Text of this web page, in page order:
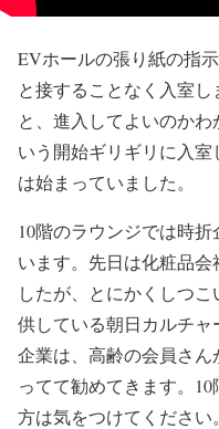
EVホールの張り紙の指
と接することなく入室
と、進入してよいのか
いう開始ギリギリに入
は始まっていました。
10階のラウンジでは時
います。先日は化粧品
したが、とにかくしつ
供している朝日カルチャ
企業は、高齢の会員さ
ってて勧めてきます。
方は気をつけてください。